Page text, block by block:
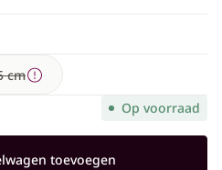
cm
Op voorraad
toevoegen